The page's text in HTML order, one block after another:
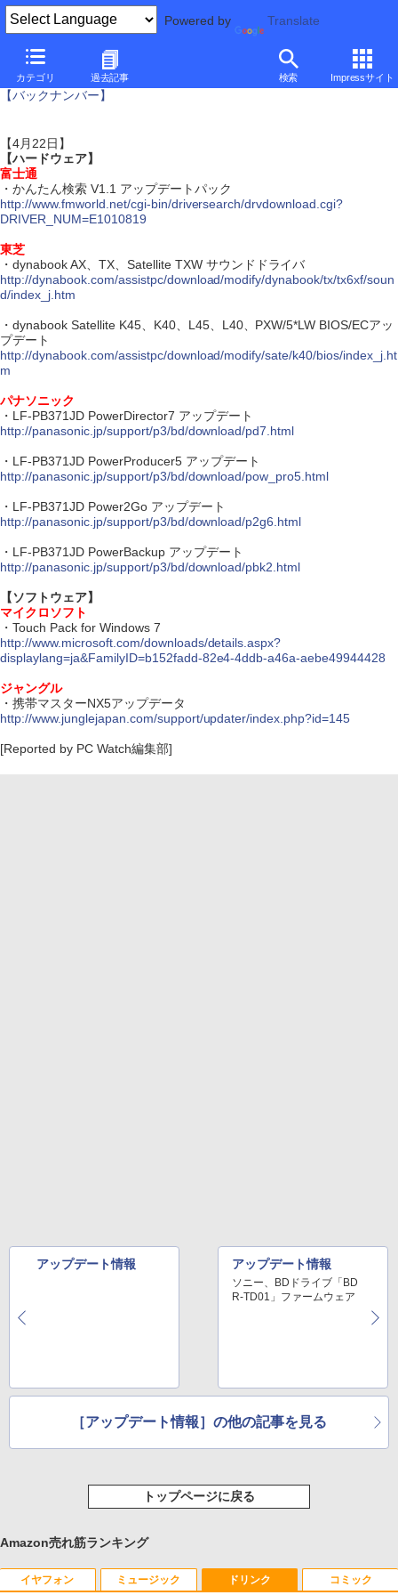
Powered by Translate
カテゴリ 過去記事 検索 Impressサイト
【バックナンバー】
【4月22日】
【ハードウェア】
富士通
・かんたん検索 V1.1 アップデートパック
http://www.fmworld.net/cgi-bin/driversearch/drvdownload.cgi?
DRIVER_NUM=E1010819
東芝
・dynabook AX、TX、Satellite TXW サウンドドライバ
http://dynabook.com/assistpc/download/modify/dynabook/tx/tx6xf/soun
d/index_j.htm
・dynabook Satellite K45、K40、L45、L40、PXW/5*LW BIOS/ECアッ
プデート
http://dynabook.com/assistpc/download/modify/sate/k40/bios/index_j.ht
m
パナソニック
・LF-PB371JD PowerDirector7 アップデート
http://panasonic.jp/support/p3/bd/download/pd7.html
・LF-PB371JD PowerProducer5 アップデート
http://panasonic.jp/support/p3/bd/download/pow_pro5.html
・LF-PB371JD Power2Go アップデート
http://panasonic.jp/support/p3/bd/download/p2g6.html
・LF-PB371JD PowerBackup アップデート
http://panasonic.jp/support/p3/bd/download/pbk2.html
【ソフトウェア】
マイクロソフト
・Touch Pack for Windows 7
http://www.microsoft.com/downloads/details.aspx?
displaylang=ja&FamilyID=b152fadd-82e4-4ddb-a46a-aebe49944428
ジャングル
・携帯マスターNX5アップデータ
http://www.junglejapan.com/support/updater/index.php?id=145
[Reported by PC Watch編集部]
アップデート情報 アップデート情報
ソニー、BDドライブ「BD
R-TD01」ファームウェア
［アップデート情報］の他の記事を見る
トップページに戻る
Amazon売れ筋ランキング
イヤフォン ミュージック ドリンク コミック